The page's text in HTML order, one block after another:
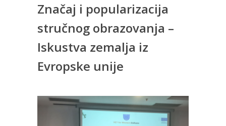
Značaj i popularizacija
stručnog obrazovanja –
Iskustva zemalja iz
Evropske unije